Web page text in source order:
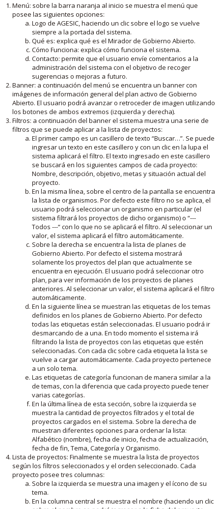
Menú: sobre la barra naranja al inicio se muestra el menú que
posee las siguientes opciones:
Logo de AGESIC, haciendo un clic sobre el logo se vuelve
siempre a la portada del sistema.
Qué es: explica qué es el Mirador de Gobierno Abierto.
Cómo Funciona: explica cómo funciona el sistema.
Contacto: permite que el usuario envíe comentarios a la
administración del sistema con el objetivo de recoger
sugerencias o mejoras a futuro.
Banner: a continuación del menú se encuentra un banner con
imágenes de información general del plan activo de Gobierno
Abierto. El usuario podrá avanzar o retroceder de imagen utilizando
los botones de ambos extremos (izquierda y derecha).
Filtros: a continuación del banner el sistema muestra una serie de
filtros que se puede aplicar a la lista de proyectos:
El primer campo es un casillero de texto “Buscar…”. Se puede
ingresar un texto en este casillero y con un clic en la lupa el
sistema aplicará el filtro. El texto ingresado en este casillero
se buscará en los siguientes campos de cada proyecto:
Nombre, descripción, objetivo, metas y situación actual del
proyecto.
En la misma línea, sobre el centro de la pantalla se encuentra
la lista de organismos. Por defecto este filtro no se aplica, el
usuario podrá seleccionar un organismo en particular (el
sistema filtrará los proyectos de dicho organismo) o “---
Todos ---“ con lo que no se aplicará el filtro. Al seleccionar un
valor, el sistema aplicará el filtro automáticamente.
Sobre la derecha se encuentra la lista de planes de
Gobierno Abierto. Por defecto el sistema mostrará
solamente los proyectos del plan que actualmente se
encuentra en ejecución. El usuario podrá seleccionar otro
plan, para ver información de los proyectos de planes
anteriores. Al seleccionar un valor, el sistema aplicará el filtro
automáticamente.
En la siguiente línea se muestran las etiquetas de los temas
definidos en los planes de Gobierno Abierto. Por defecto
todas las etiquetas están seleccionadas. El usuario podrá ir
desmarcando de a una. En todo momento el sistema irá
filtrando la lista de proyectos con las etiquetas que estén
seleccionadas. Con cada clic sobre cada etiqueta la lista se
vuelve a cargar automáticamente. Cada proyecto pertenece
a un solo tema.
Las etiquetas de categoría funcionan de manera similar a la
de temas, con la diferencia que cada proyecto puede tener
varias categorías.
En la última línea de esta sección, sobre la izquierda se
muestra la cantidad de proyectos filtrados y el total de
proyectos cargados en el sistema. Sobre la derecha de
muestran diferentes opciones para ordenar la lista:
Alfabético (nombre), fecha de inicio, fecha de actualización,
fecha de fin, Tema, Categoría y Organismo.
Lista de proyectos: Finalmente se muestra la lista de proyectos
según los filtros seleccionados y el orden seleccionado. Cada
proyecto posee tres columnas:
Sobre la izquierda se muestra una imagen y el ícono de su
tema.
En la columna central se muestra el nombre (haciendo un clic